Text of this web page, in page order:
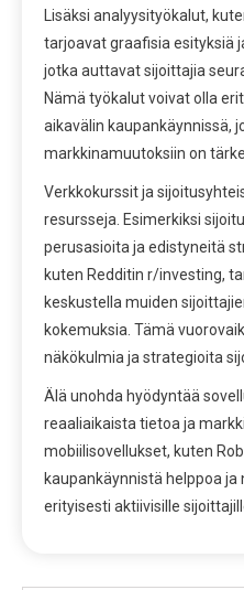
Lisäksi analyysityökalut,
tarjoavat graafisia esityksiä
jotka auttavat sijoittajia
Nämä työkalut voivat olla
aikavälin kaupankäynnissä,
markkinamuutoksiin on
Verkkokurssit ja
resursseja. Esimerkiksi
perusasioita ja edistyneitä
kuten Redditin r/investing,
keskustella muiden
kokemuksia. Tämä
näkökulmia ja strategioita
Älä unohda hyödyntää
reaaliaikaista tietoa ja
mobiilisovellukset, kuten
kaupankäynnistä helppoa ja
erityisesti aktiivisille